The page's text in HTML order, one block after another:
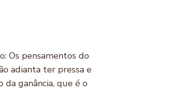
Os pensamentos do
adianta ter pressa e
ganância, que é o